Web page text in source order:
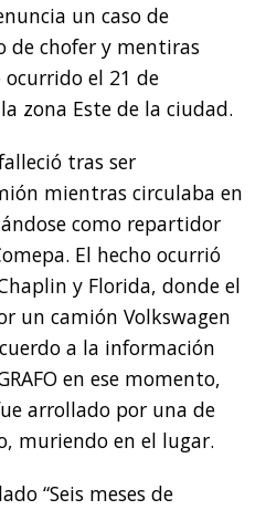
un caso de
de chofer y mentiras
el 21 de
zona Este de la ciudad.
tras ser
mientras circulaba en
como repartidor
El hecho ocurrió
y Florida, donde el
un camión Volkswagen
a la información
en ese momento,
arrollado por una de
muriendo en el lugar.
“Seis meses de